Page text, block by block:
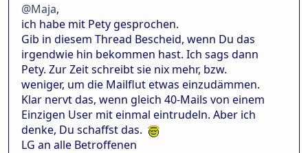
@Maja,
ich habe mit Pety gesprochen.
Gib in diesem Thread Bescheid, wenn Du das
irgendwie hin bekommen hast. Ich sags dann
Pety. Zur Zeit schreibt sie nix mehr, bzw.
weniger, um die Mailflut etwas einzudämmen.
Klar nervt das, wenn gleich 40-Mails von einem
Einzigen User mit einmal eintrudeln. Aber ich
denke, Du schaffst das.
LG an alle Betroffenen